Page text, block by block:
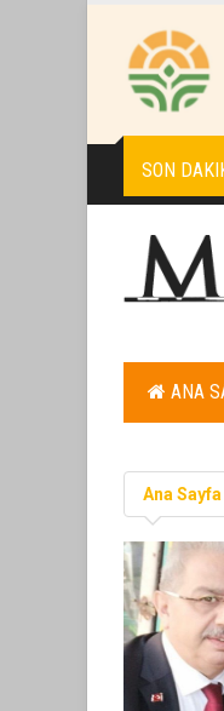
SON
ANA
Ana Sayfa